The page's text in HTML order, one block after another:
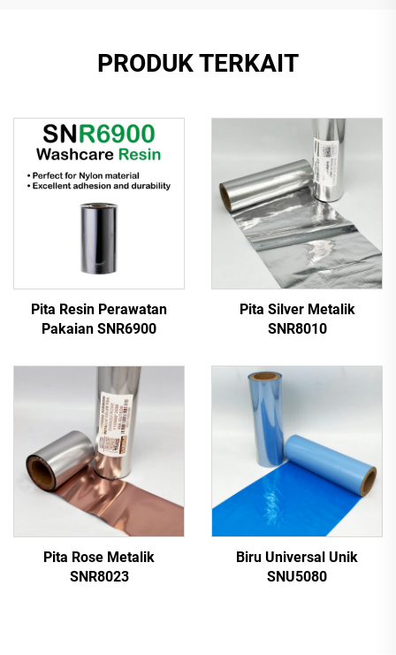
PRODUK TERKAIT
Pita Resin Perawatan
Pakaian SNR6900
Pita Silver Metalik
SNR8010
Pita Rose Metalik
SNR8023
Biru Universal Unik
SNU5080